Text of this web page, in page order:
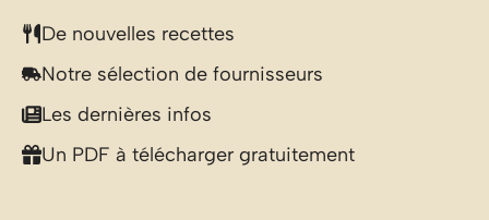
De nouvelles recettes
Notre sélection de fournisseurs
Les dernières infos
Un PDF à télécharger gratuitement